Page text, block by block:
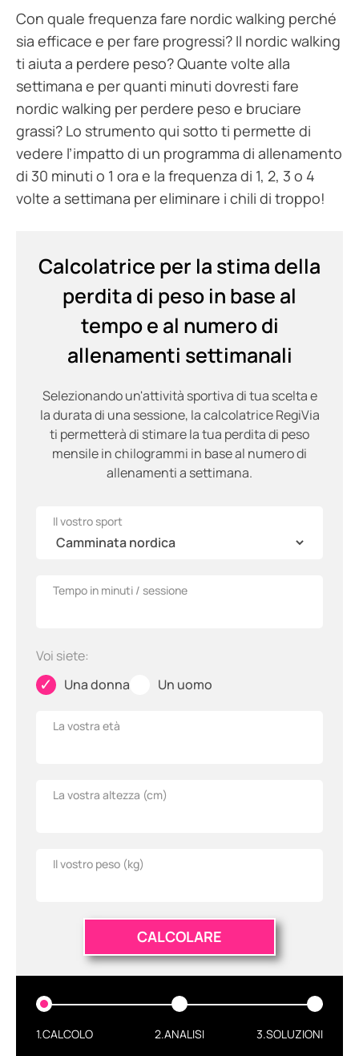
Con quale frequenza fare nordic walking perché
sia efficace e per fare progressi? Il nordic walking
ti aiuta a perdere peso? Quante volte alla
settimana e per quanti minuti dovresti fare
nordic walking per perdere peso e bruciare
grassi? Lo strumento qui sotto ti permette di
vedere l’impatto di un programma di allenamento
di 30 minuti o 1 ora e la frequenza di 1, 2, 3 o 4
volte a settimana per eliminare i chili di troppo!
Calcolatrice per la stima della
perdita di peso in base al
tempo e al numero di
allenamenti settimanali
Selezionando un'attività sportiva di tua scelta e
la durata di una sessione, la calcolatrice RegiVia
ti permetterà di stimare la tua perdita di peso
mensile in chilogrammi in base al numero di
allenamenti a settimana.
Il vostro sport
Tempo in minuti / sessione
Voi siete:
✓ Una donna Un uomo
La vostra età
La vostra altezza (cm)
Il vostro peso (kg)
CALCOLARE
1.CALCOLO 2.ANALISI 3.SOLUZIONI